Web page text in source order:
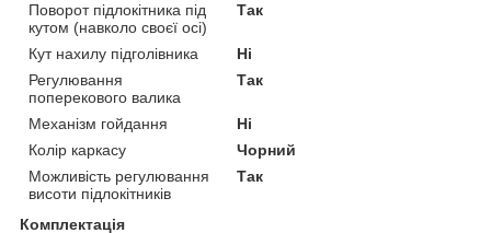
Поворот підлокітника під
кутом (навколо своєї осі)
Так
Кут нахилу підголівника
Ні
Регулювання
поперекового валика
Так
Механізм гойдання
Ні
Колір каркасу
Чорний
Можливість регулювання
висоти підлокітників
Так
Комплектація